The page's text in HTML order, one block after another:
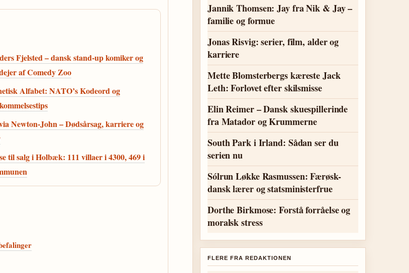
Fjelsted – dansk stand-up komiker og
af Comedy Zoo
Alfabet: NATO’s Kodeord og
Newton-John – Dødsårsag, karriere og
til salg i Holbæk: 111 villaer i 4300, 469 i
Jannik Thomsen: Jay fra Nik & Jay –
familie og formue
Jonas Risvig: serier, film, alder og
karriere
Mette Blomsterbergs kæreste Jack
Leth: Forlovet efter skilsmisse
Elin Reimer – Dansk skuespillerinde
fra Matador og Krummerne
South Park i Irland: Sådan ser du
serien nu
Sólrun Løkke Rasmussen: Færøsk-
dansk lærer og statsministerfrue
Dorthe Birkmose: Forstå forråelse og
moralsk stress
FLERE FRA REDAKTIONEN